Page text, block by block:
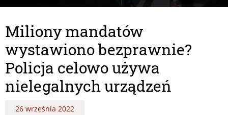
Miliony mandatów
wystawiono bezprawnie?
Policja celowo używa
nielegalnych urządzeń
26 września 2022